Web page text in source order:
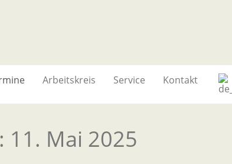
Arbeitskreis Service Kontakt
11. Mai 2025